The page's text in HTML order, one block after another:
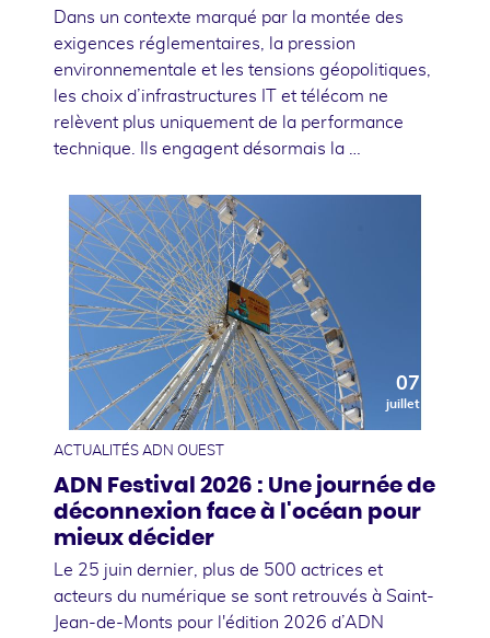
Dans un contexte marqué par la montée des
exigences réglementaires, la pression
environnementale et les tensions géopolitiques,
les choix d’infrastructures IT et télécom ne
relèvent plus uniquement de la performance
technique. Ils engagent désormais la …
07
juillet
ACTUALITÉS ADN OUEST
ADN Festival 2026 : Une journée de
déconnexion face à l'océan pour
mieux décider
Le 25 juin dernier, plus de 500 actrices et
acteurs du numérique se sont retrouvés à Saint-
Jean-de-Monts pour l'édition 2026 d’ADN